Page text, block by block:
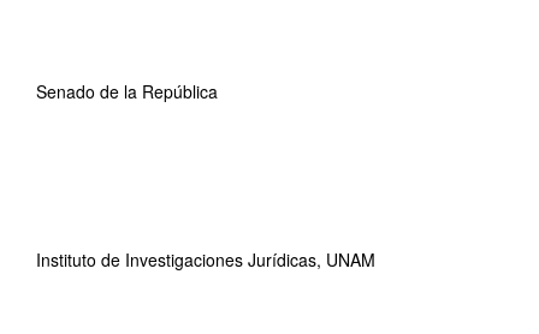
Senado de la República
Instituto de Investigaciones Jurídicas, UNAM